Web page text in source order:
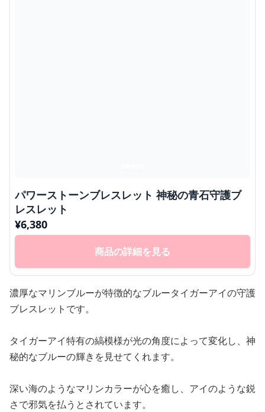
パワーストーンブレスレット 神秘の青石守護ブ
レスレット
¥6,380
商品の詳細を見る
濃厚なマリンブルーが特徴的なブルータイガーアイの守護
ブレスレットです。
タイガーアイ特有の縞模様が光の角度によって変化し、神
秘的なブルーの輝きを見せてくれます。
深い海のようなマリンカラーが心を癒し、アイのような鋭
さで邪気を払うとされています。